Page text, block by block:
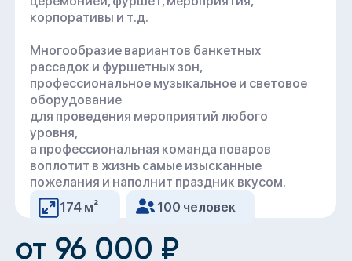
оборудование
для проведения мероприятий любого
а профессиональная команда поваров
воплотит в жизнь самые изысканные
пожелания и наполнит праздник вкусом.
174 м²
от 96 000 ₽
Забронировать